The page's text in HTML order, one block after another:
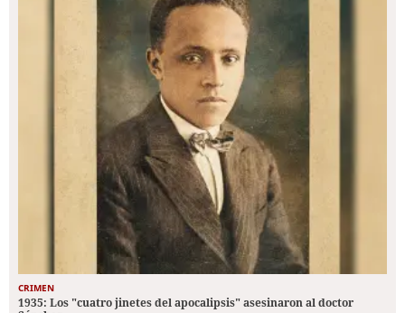
CRIMEN
1935: Los "cuatro jinetes del apocalipsis" asesinaron al doctor